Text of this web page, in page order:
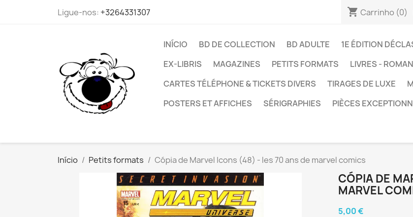
Ligue-nos: +3264331307 shopping_cart Carrinho (0)
INÍCIO BD DE COLLECTION BD ADULTE 1E ÉDITION
EX-LIBRIS
MAGAZINES PETITS FORMATS LIVRES -
CARTES TÉLÉPHONE & TICKETS DIVERS
TIRAGES DE LUXE
POSTERS ET AFFICHES
SÉRIGRAPHIES PIÈCES
Início Petits formats Cópia de Marvel Icons (48) - les 70 ans de marvel comics
CÓPIA DE
MARVEL
5,00 €